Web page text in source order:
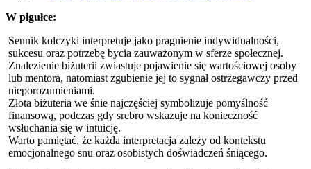
W pigułce:
Sennik kolczyki interpretuje jako pragnienie indywidualności,
sukcesu oraz potrzebę bycia zauważonym w sferze społecznej.
Znalezienie biżuterii zwiastuje pojawienie się wartościowej osoby
lub mentora, natomiast zgubienie jej to sygnał ostrzegawczy przed
nieporozumieniami.
Złota biżuteria we śnie najczęściej symbolizuje pomyślność
finansową, podczas gdy srebro wskazuje na konieczność
wsłuchania się w intuicję.
Warto pamiętać, że każda interpretacja zależy od kontekstu
emocjonalnego snu oraz osobistych doświadczeń śniącego.